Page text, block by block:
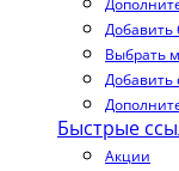
Добавить
Выбрать
Добавить
Быстрые
Акции